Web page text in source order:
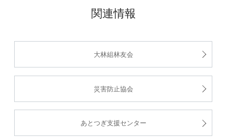
関連情報
大林組林友会
災害防止協会
あとつぎ支援センター